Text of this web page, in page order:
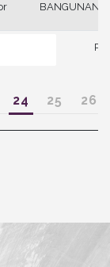
24 25 26
BANGUNAN